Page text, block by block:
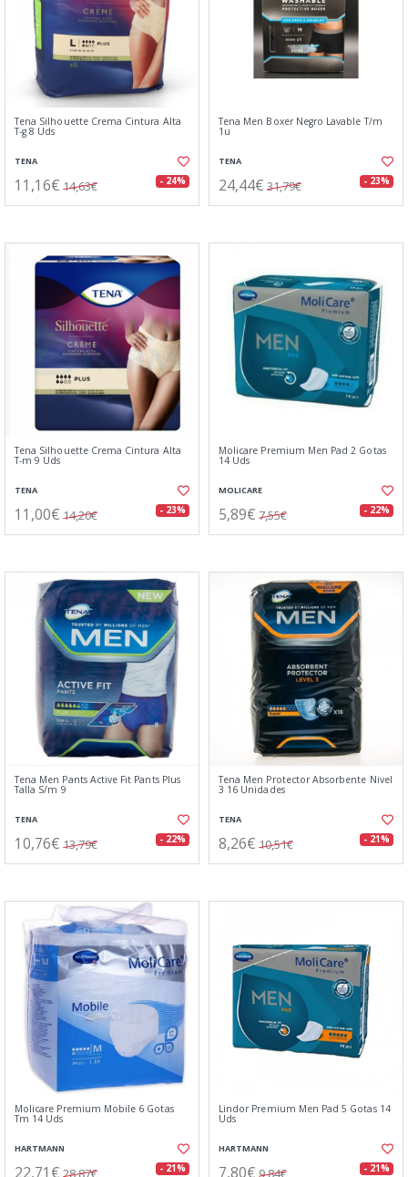
Tena Silhouette Crema Cintura Alta
T-g 8 Uds
TENA
11,16€ 14,63€ - 24%
Tena Men Boxer Negro Lavable T/m
1u
TENA
24,44€ 31,79€ - 23%
Tena Silhouette Crema Cintura Alta
T-m 9 Uds
TENA
11,00€ 14,20€ - 23%
Molicare Premium Men Pad 2 Gotas
14 Uds
MOLICARE
5,89€ 7,55€ - 22%
Tena Men Pants Active Fit Pants Plus
Talla S/m 9
TENA
10,76€ 13,79€ - 22%
Tena Men Protector Absorbente Nivel
3 16 Unidades
TENA
8,26€ 10,51€ - 21%
Molicare Premium Mobile 6 Gotas
Tm 14 Uds
HARTMANN
22,71€ 28,87€ - 21%
Lindor Premium Men Pad 5 Gotas 14
Uds
HARTMANN
7,80€ 9,84€ - 21%